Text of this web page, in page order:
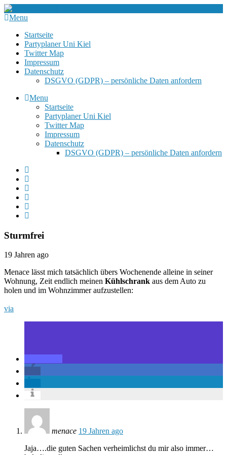
Menu
Startseite
Partyplaner Uni Kiel
Twitter Map
Impressum
Datenschutz
DSGVO (GDPR) – persönliche Daten anfordern
Menu
Startseite
Partyplaner Uni Kiel
Twitter Map
Impressum
Datenschutz
DSGVO (GDPR) – persönliche Daten anfordern
Sturmfrei
19 Jahren ago
Menace lässt mich tatsächlich übers Wochenende alleine in seiner
Wohnung, Zeit endlich meinen Kühlschrank aus dem Auto zu
holen und im Wohnzimmer aufzustellen:
via
menace 19 Jahren ago
Jaja….die guten Sachen verheimlichst du mir also immer…